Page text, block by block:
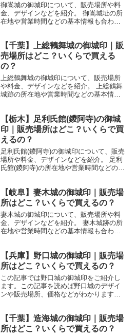
御嵩城の御城印について、販売場所や料
金、デザインなどを紹介。 御嵩城址の所
在地や営業時間などの基本情報も合わせ
【千葉】上総鶴舞城の御城印｜販
売場所はどこ？いくらで買える
の？
上総鶴舞城の御城印について、販売場所
や料金、デザインなどを紹介。 上総鶴舞
城跡の所在地や営業時間などの基本情報
【栃木】足利氏館(鑁阿寺)の御城
印｜販売場所はどこ？いくらで買
えるの？
足利氏館(鑁阿寺)の御城印について、販売
場所や料金、デザインなどを紹介。 足利
氏館(鑁阿寺)の所在地や営業時間などの基
【岐阜】妻木城の御城印｜販売場
所はどこ？いくらで買えるの？
妻木城の御城印について、販売場所や料
金、デザインなどを紹介。 妻木城跡の所
在地や営業時間などの基本情報も合わせ
【兵庫】野口城の御城印｜販売場
所はどこ？いくらで買えるの？
この記事では野口城の御城印をご紹介し
ます。この記事を読めば野口城のデザイ
ンや販売場所、価格などがわかります。
てください。
【千葉】造海城の御城印｜販売場
所はどこ？いくらで買えるの？